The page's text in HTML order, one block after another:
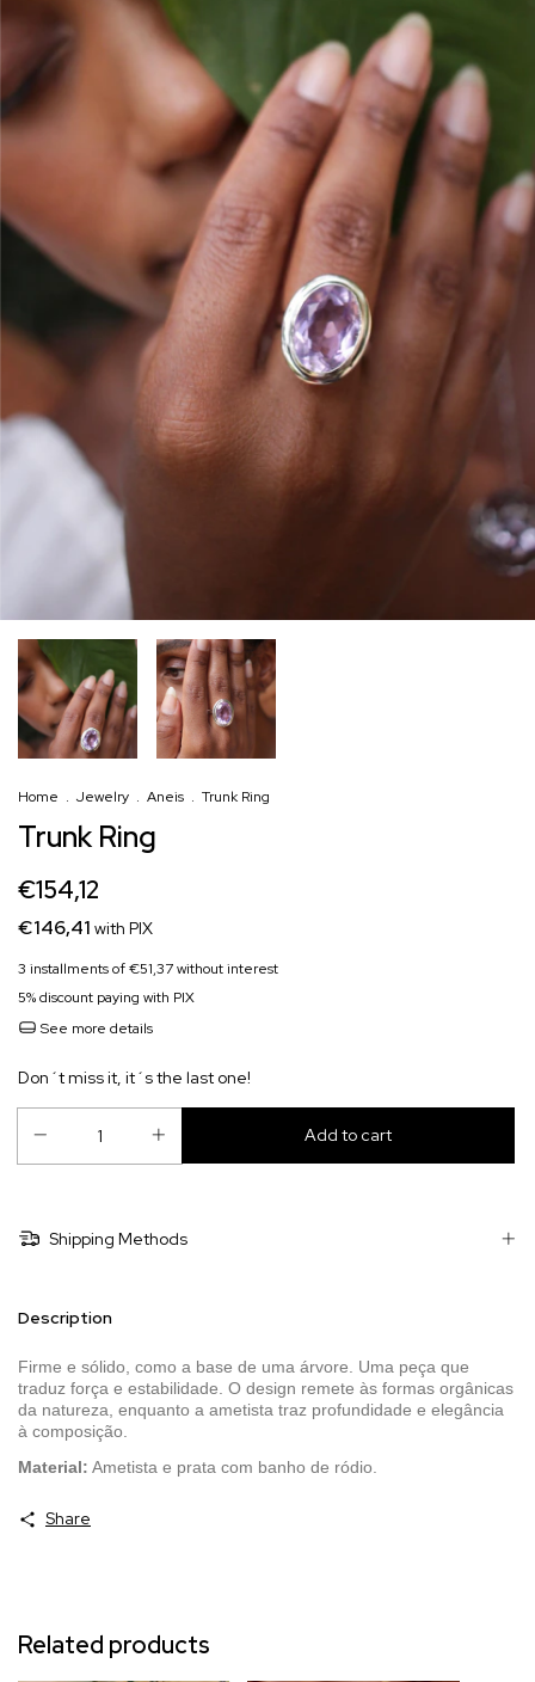
Home . Jewelry . Aneis . Trunk Ring
Trunk Ring
€154,12
€146,41 with PIX
3 installments of€51,37without interest
5% discount paying with PIX
See more details
Don´t miss it, it´s the last one!
Shipping Methods
Description
Firme e sólido, como a base de uma árvore. Uma peça que
traduz força e estabilidade. O design remete às formas orgânicas
da natureza, enquanto a ametista traz profundidade e elegância
à composição.
Material: Ametista e prata com banho de ródio.
Share
Related products